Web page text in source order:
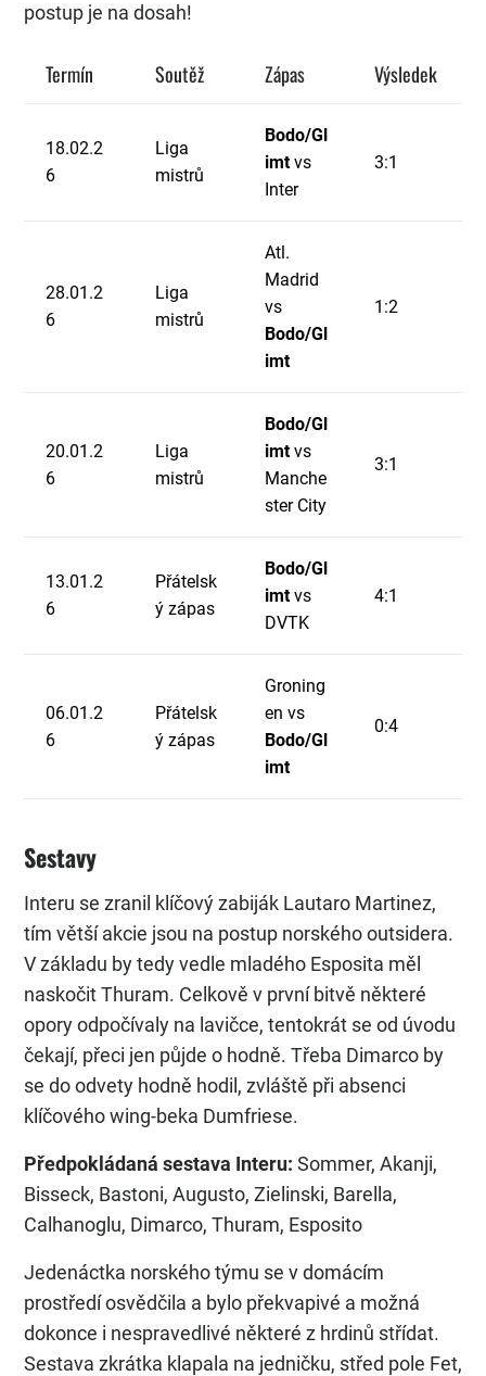
postup je na dosah!
Termín Soutěž Zápas Výsledek
18.02.2
6
Liga
mistrů
Bodo/Gl
imtvs
Inter
3:1
28.01.2
6
Liga
mistrů
Atl.
Madrid
vs
Bodo/Gl
imt
1:2
20.01.2
6
Liga
mistrů
Bodo/Gl
imtvs
Manche
ster City
3:1
13.01.2
6
Přátelsk
ý zápas
Bodo/Gl
imtvs
DVTK
4:1
06.01.2
6
Přátelsk
ý zápas
Groning
en vs
Bodo/Gl
imt
0:4
Sestavy
Interu se zranil klíčový zabiják Lautaro Martinez,
tím větší akcie jsou na postup norského outsidera.
V základu by tedy vedle mladého Esposita měl
naskočit Thuram. Celkově v první bitvě některé
opory odpočívaly na lavičce, tentokrát se od úvodu
čekají, přeci jen půjde o hodně. Třeba Dimarco by
se do odvety hodně hodil, zvláště při absenci
klíčového wing-beka Dumfriese.
Předpokládaná sestava Interu: Sommer, Akanji,
Bisseck, Bastoni, Augusto, Zielinski, Barella,
Calhanoglu, Dimarco, Thuram, Esposito
Jedenáctka norského týmu se v domácím
prostředí osvědčila a bylo překvapivé a možná
dokonce i nespravedlivé některé z hrdinů střídat.
Sestava zkrátka klapala na jedničku, střed pole Fet,